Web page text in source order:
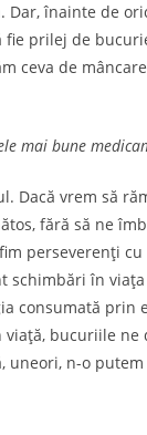
înainte de
fie prilej de
ceva de
mai bune
Dacă vrem să
fără să ne
perseve­renţi
schimbări în
consumată
bucu­riile ne
uneori, n-o